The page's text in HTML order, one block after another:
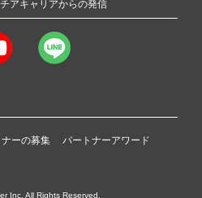
チアキャリアからの発信
ーの募集 パートナーアワード
Inc. All Rights Reserved.